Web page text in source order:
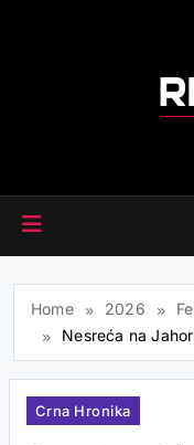
Home 2026
Nesreća na
Crna Hronika